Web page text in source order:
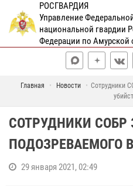
РОСГВАРДИЯ
Управление
национальной гвардии
Федерации по Амурской
Главная Новости
Сотрудники
СОТРУДНИКИ
ПОДОЗРЕВАЕМОГО
29 января 2021, 02:49